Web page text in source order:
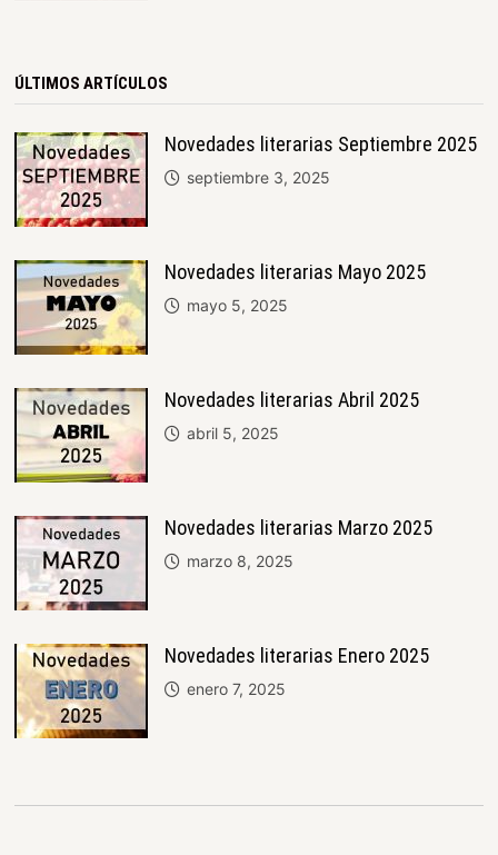
ÚLTIMOS ARTÍCULOS
Novedades literarias Septiembre 2025
septiembre 3, 2025
Novedades literarias Mayo 2025
mayo 5, 2025
Novedades literarias Abril 2025
abril 5, 2025
Novedades literarias Marzo 2025
marzo 8, 2025
Novedades literarias Enero 2025
enero 7, 2025